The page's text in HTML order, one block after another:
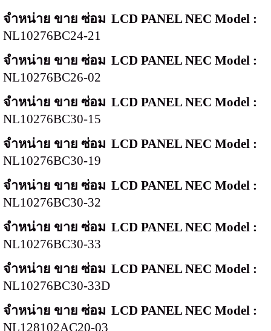
จำหน่าย ขาย ซ่อม LCD PANEL NEC Model :
NL10276BC24-21
จำหน่าย ขาย ซ่อม LCD PANEL NEC Model :
NL10276BC26-02
จำหน่าย ขาย ซ่อม LCD PANEL NEC Model :
NL10276BC30-15
จำหน่าย ขาย ซ่อม LCD PANEL NEC Model :
NL10276BC30-19
จำหน่าย ขาย ซ่อม LCD PANEL NEC Model :
NL10276BC30-32
จำหน่าย ขาย ซ่อม LCD PANEL NEC Model :
NL10276BC30-33
จำหน่าย ขาย ซ่อม LCD PANEL NEC Model :
NL10276BC30-33D
จำหน่าย ขาย ซ่อม LCD PANEL NEC Model :
NL128102AC20-03